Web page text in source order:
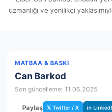
uzmanlığı ve yenilikçi
MATBAA & BASKI
Can Barkod
Son güncelleme: 11.06.2025
Paylaş 𝕏 Twitter / X in